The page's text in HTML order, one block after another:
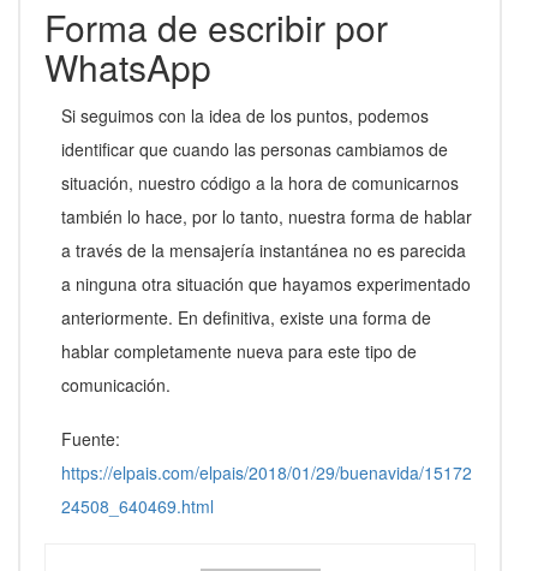
Forma de escribir por
WhatsApp
Si seguimos con la idea de los puntos, podemos
identificar que cuando las personas cambiamos de
situación, nuestro código a la hora de comunicarnos
también lo hace, por lo tanto, nuestra forma de hablar
a través de la mensajería instantánea no es parecida
a ninguna otra situación que hayamos experimentado
anteriormente. En definitiva, existe una forma de
hablar completamente nueva para este tipo de
comunicación.
Fuente:
https://elpais.com/elpais/2018/01/29/buenavida/15172
24508_640469.html